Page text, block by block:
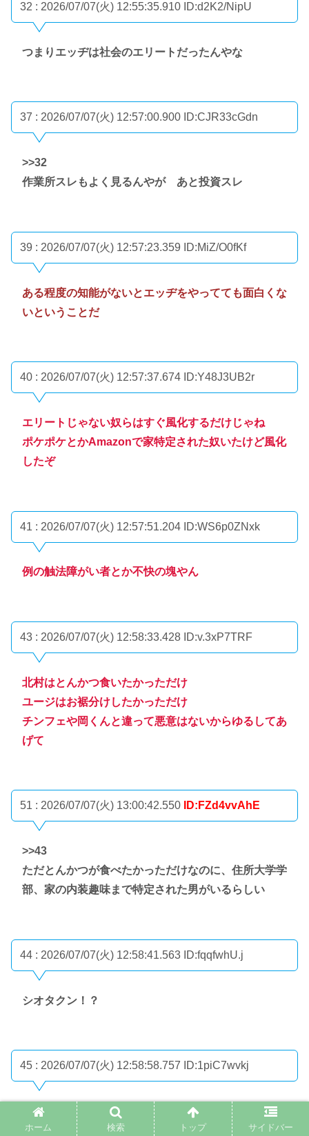
32 : 2026/07/07(火) 12:55:35.910 ID:d2K2/NipU
つまりエッヂは社会のエリートだったんやな
37 : 2026/07/07(火) 12:57:00.900 ID:CJR33cGdn
>>32
作業所スレもよく見るんやが あと投資スレ
39 : 2026/07/07(火) 12:57:23.359 ID:MiZ/O0fKf
ある程度の知能がないとエッヂをやってても面白くな
いということだ
40 : 2026/07/07(火) 12:57:37.674 ID:Y48J3UB2r
エリートじゃない奴らはすぐ風化するだけじゃね
ポケポケとかAmazonで家特定された奴いたけど風化
したぞ
41 : 2026/07/07(火) 12:57:51.204 ID:WS6p0ZNxk
例の触法障がい者とか不快の塊やん
43 : 2026/07/07(火) 12:58:33.428 ID:v.3xP7TRF
北村はとんかつ食いたかっただけ
ユージはお裾分けしたかっただけ
チンフェや岡くんと違って悪意はないからゆるしてあ
げて
51 : 2026/07/07(火) 13:00:42.550 ID:FZd4vvAhE
>>43
ただとんかつが食べたかっただけなのに、住所大学学
部、家の内装趣味まで特定された男がいるらしい
44 : 2026/07/07(火) 12:58:41.563 ID:fqqfwhU.j
シオタクン！？
45 : 2026/07/07(火) 12:58:58.757 ID:1piC7wvkj
とんかつ北村ほんと草
ホーム 検索 トップ サイドバー